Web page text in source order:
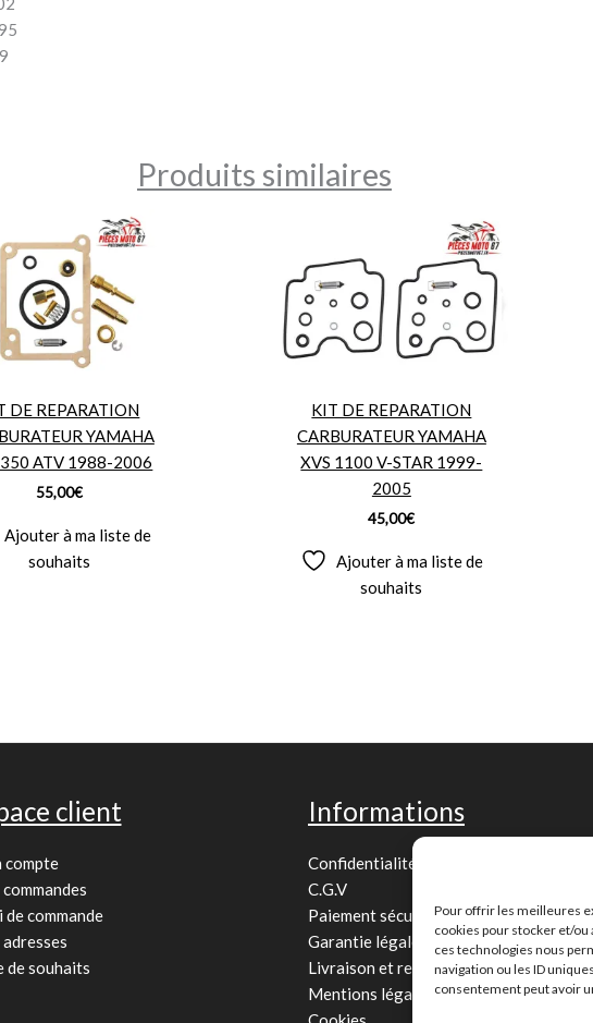
Pour offrir les meilleures
cookies pour stocker et/ou
ces technologies nous
navigation ou les ID
consentement peut avoir
Produits similaires
DE REPARATION
YAMAHA
ATV 1988-2006
55,00€
Ajouter à ma liste de
souhaits
KIT DE REPARATION
CARBURATEUR YAMAHA
XVS 1100 V-STAR 1999-
2005
45,00€
Ajouter à ma liste de
souhaits
client
compte
de commande
de souhaits
Informations
Confidentialité
C.G.V
Paiement sécurisé
Garantie légale
Livraison et retour
Mentions légales